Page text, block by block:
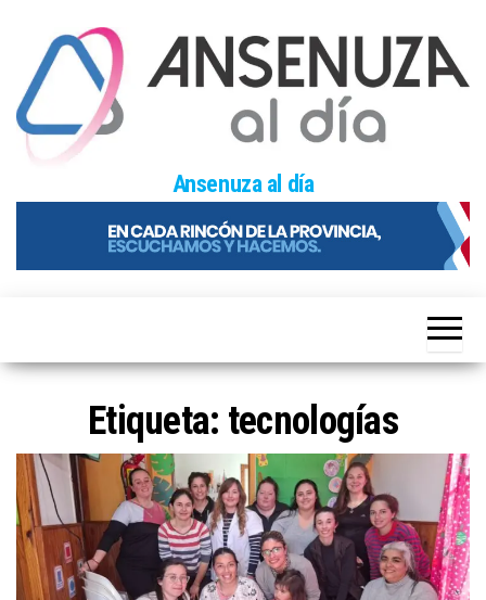
content
Ansenuza al día
Etiqueta: tecnologías